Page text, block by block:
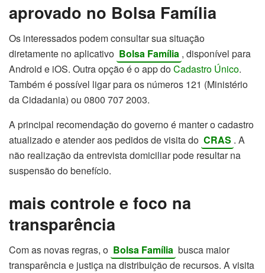
aprovado no Bolsa Família
Os interessados podem consultar sua situação
diretamente no aplicativo Bolsa Família , disponível para
Android e iOS. Outra opção é o app doCadastro Único.
Também é possível ligar para os números 121 (Ministério
da Cidadania) ou 0800 707 2003.
A principal recomendação do governo é manter o cadastro
atualizado e atender aos pedidos de visita do CRAS . A
não realização da entrevista domiciliar pode resultar na
suspensão do benefício.
mais controle e foco na
transparência
Com as novas regras, o Bolsa Família busca maior
transparência e justiça na distribuição de recursos. A visita